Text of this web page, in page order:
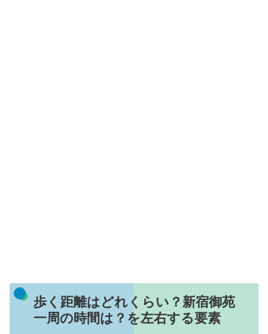
歩く距離はどれくらい？新宿御苑
一周の時間は？を左右する要素